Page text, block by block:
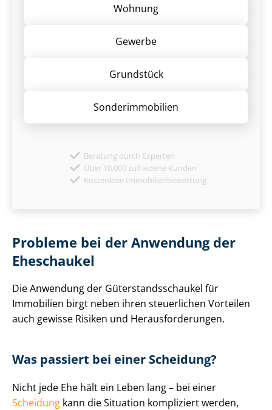
Wohnung
Gewerbe
Grund­stück
Sonder­immobilien
Beratung durch Experten
Über 10.000 zufriedene Kunden
Kostenlose Immobilienbewertung
Probleme bei der Anwendung der
Eheschaukel
Die Anwendung der Gü­ter­stands­schau­kel für
Immobilien birgt neben ihren steuerlichen Vorteilen
auch gewisse Risiken und Her­aus­for­de­run­gen.
Was passiert bei einer Scheidung?
Nicht jede Ehe hält ein Leben lang – bei einer
Scheidung kann die Situation kompliziert werden,